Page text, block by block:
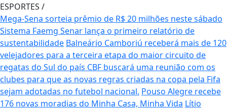
ESPORTES /
Mega-Sena sorteia prêmio de R$ 20 milhões neste sábado
Sistema Faemg Senar lança o primeiro relatório de
sustentabilidade Balneário Camboriú receberá mais de 120
velejadores para a terceira etapa do maior circuito de
regatas do Sul do país CBF buscará uma reunião com os
clubes para que as novas regras criadas na copa pela Fifa
sejam adotadas no futebol nacional. Pouso Alegre recebe
176 novas moradias do Minha Casa, Minha Vida Lítio